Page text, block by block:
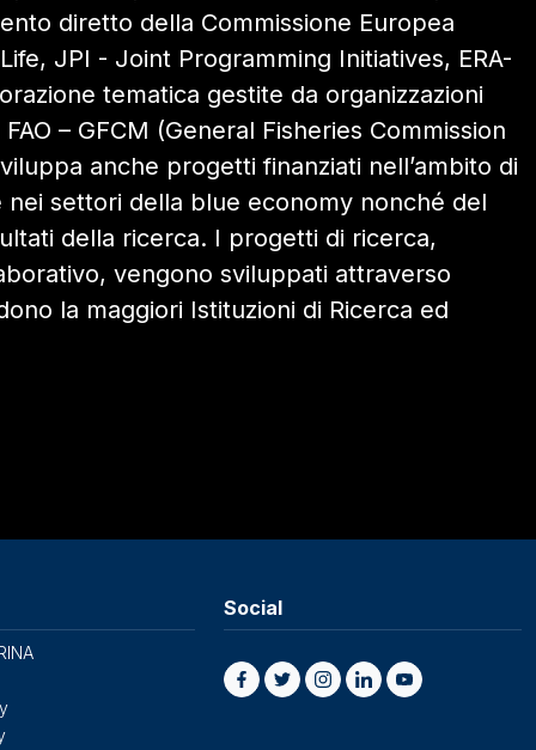
diretto della Commissione Europea
JPI - Joint Programming Initiatives, ERA-
tematica gestite da organizzazioni
– GFCM (General Fisheries Commission
anche progetti finanziati nell’ambito di
settori della blue economy nonché del
della ricerca. I progetti di ricerca,
vengono sviluppati attraverso
la maggiori Istituzioni di Ricerca ed
Social